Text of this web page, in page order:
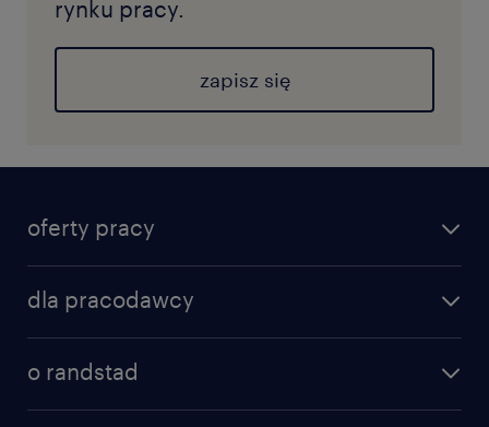
rynku pracy.
zapisz się
oferty pracy
dla pracodawcy
o randstad